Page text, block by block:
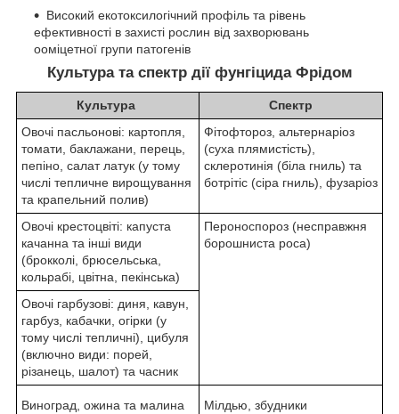
Високий екотоксилогічний профіль та рівень
ефективності в захисті рослин від захворювань
ооміцетної групи патогенів
Культура та спектр дії фунгіцида Фрідом
Культура
Спектр
Овочі пасльонові: картопля,
томати, баклажани, перець,
пепіно, салат латук (у тому
числі тепличне вирощування
та крапельний полив)
Фітофтороз, альтернаріоз
(суха плямистість),
склеротинія (біла гниль) та
ботрітіс (сіра гниль), фузаріоз
Овочі крестоцвіті: капуста
качанна та інші види
(брокколі, брюсельська,
кольрабі, цвітна, пекінська)
Пероноспороз (несправжня
борошниста роса)
Овочі гарбузові: диня, кавун,
гарбуз, кабачки, огірки (у
тому числі тепличні), цибуля
(включно види: порей,
різанець, шалот) та часник
Виноград, ожина та малина
Мілдью, збудники